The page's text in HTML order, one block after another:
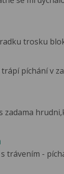
trosku
píchání v
zadama
trávením -